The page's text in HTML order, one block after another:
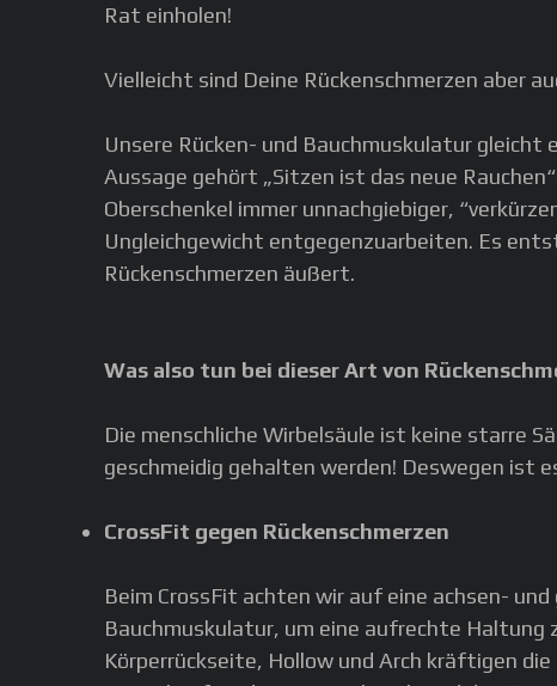
Rat einholen!
Vielleicht sind Deine Rückenschmerzen aber
Unsere Rücken- und Bauchmuskulatur
Aussage gehört „Sitzen ist das neue
Oberschenkel immer unnachgiebiger,
Ungleichgewicht entgegenzuarbeiten. Es
Rückenschmerzen äußert.
Was also tun bei dieser Art von
Die menschliche Wirbelsäule ist keine starre
geschmeidig gehalten werden! Deswegen ist
CrossFit gegen Rückenschmerzen
Beim CrossFit achten wir auf eine achsen-
Bauchmuskulatur, um eine aufrechte Haltung
Körperrückseite, Hollow und Arch kräftigen